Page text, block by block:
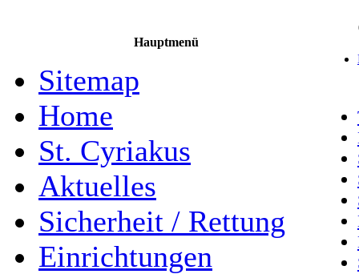
Hauptmenü
Sitemap
Home
St. Cyriakus
Aktuelles
Sicherheit / Rettung
Einrichtungen